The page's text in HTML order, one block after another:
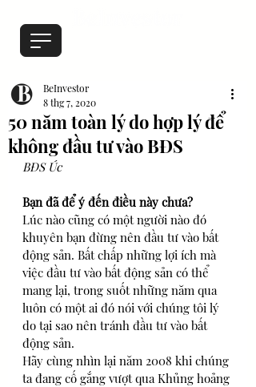
50 năm toàn lý do hợp lý để
không đầu tư vào BĐS
BeInvestor
8 thg 7, 2020
BĐS Úc
Bạn đã để ý đến điều này chưa?
Lúc nào cũng có một người nào đó
khuyên bạn đừng nên đầu tư vào bất
động sản. Bất chấp những lợi ích mà
việc đầu tư vào bất động sản có thể
mang lại, trong suốt những năm qua
luôn có một ai đó nói với chúng tôi lý
do tại sao nên tránh đầu tư vào bất
động sản.
Hãy cùng nhìn lại năm 2008 khi chúng
ta đang cố gắng vượt qua Khủng hoảng